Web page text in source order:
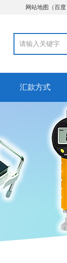
网站地图 （百度
汇款方式